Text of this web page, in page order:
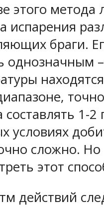
этого метода
испарения
браги.
однозначным –
1-2
условиях
сложно. Но
этот
действий